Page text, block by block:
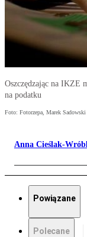
Oszczędzając na IKZE
na podatku
Foto: Fotorzepa, Marek
Anna Cieślak-
Powiązane
Polecane